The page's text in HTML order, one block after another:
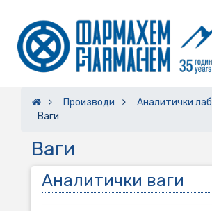
Производи
Аналитички
Ваги
Ваги
Аналитички ваги